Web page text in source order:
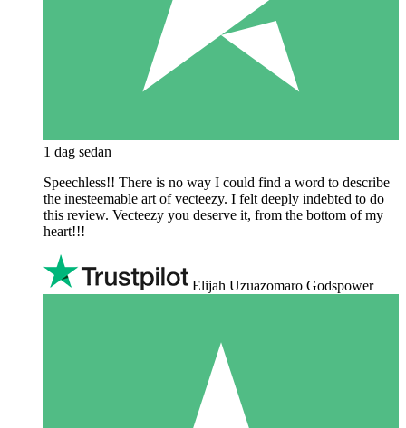
1 dag sedan
Speechless!! There is no way I could find a word to describe
the inesteemable art of vecteezy. I felt deeply indebted to do
this review. Vecteezy you deserve it, from the bottom of my
heart!!!
Elijah Uzuazomaro Godspower